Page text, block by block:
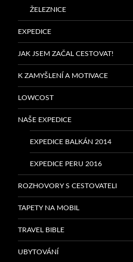
ŽELEZNICE
EXPEDICE
JAK JSEM ZAČAL CESTOVAT!
K ZAMYŠLENÍ A MOTIVACE
LOWCOST
NAŠE EXPEDICE
EXPEDICE BALKÁN 2014
EXPEDICE PERU 2016
ROZHOVORY S CESTOVATELI
TAPETY NA MOBIL
TRAVEL BIBLE
UBYTOVÁNÍ